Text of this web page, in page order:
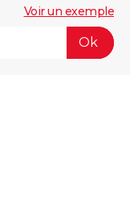
Voir un exemple